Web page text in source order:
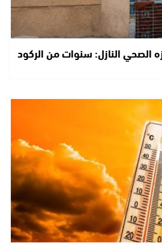
الصحي النازل: سنوات من الركود